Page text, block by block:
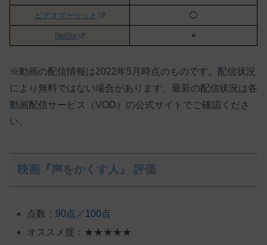
ビデオマーケット ◯
Netflix ×
※動画の配信情報は2022年5月時点のものです。配信状況
により無料ではない場合があります。最新の配信状況は各
動画配信サービス（VOD）の公式サイトでご確認くださ
い。
映画『声をかくす人』 評価
点数： 90点／100点
オススメ度：★★★★★